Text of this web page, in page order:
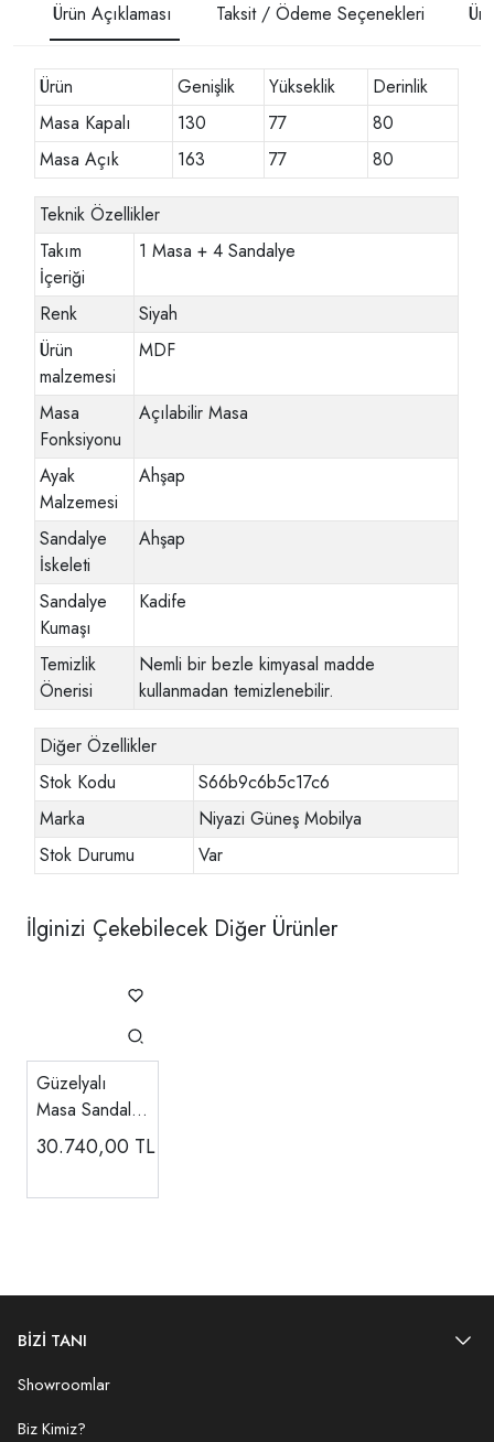
Ürün Açıklaması Taksit / Ödeme Seçenekleri
Ürün Genişlik Yükseklik
Derinlik
Masa Kapalı
130 77
80
Masa Açık
163 77 80
Teknik Özellikler
Takım
İçeriği
1 Masa + 4 Sandalye
Renk
Siyah
Ürün
malzemesi
MDF
Masa
Fonksiyonu
Açılabilir Masa
Ayak
Malzemesi
Ahşap
Sandalye
İskeleti
Ahşap
Sandalye
Kumaşı
Kadife
Temizlik
Önerisi
Nemli bir bezle kimyasal madde
kullanmadan temizlenebilir.
Diğer Özellikler
Stok Kodu
S66b9c6b5c17c6
Marka
Niyazi Güneş Mobilya
Stok Durumu
Var
İlginizi Çekebilecek Diğer Ürünler
Güzelyalı
Masa Sandalye
Takımı
30.740,00 TL
BİZİ TANI
Showroomlar
Biz Kimiz?